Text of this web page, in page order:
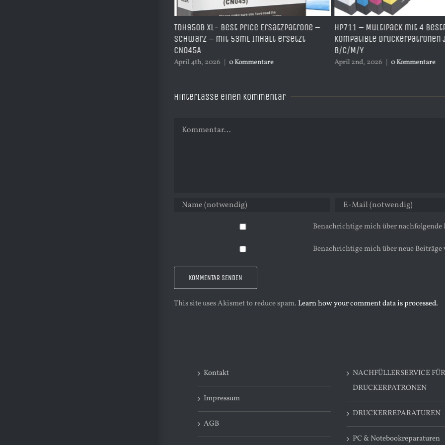
HP711 – Multipack mit 4 BestPrice
kompatible Druckerpatronen je 1x
B/C/M/Y
April 2nd, 2026 0 Kommentare
HP711M – BestPrice
mit 28ml Inhalt – ersetzt
April 2nd, 2026
Hinterlasse einen Kommentar
Kommentar
Benachrichtige mich über
Benachrichtige mich über neue
This site uses Akismet to reduce spam. Learn how your comment data is processed.
Kontakt
Impressum
AGB
NACHFÜLLERSERVICE
DRUCKERPATRONEN
DRUCKERREPARATUREN
PC & Notebookreparaturen